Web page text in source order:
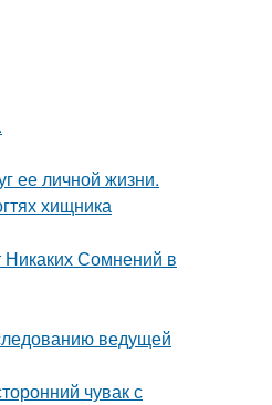
ее личной жизни.
хищника
Никаких Сомнений в
ведущей
чувак с